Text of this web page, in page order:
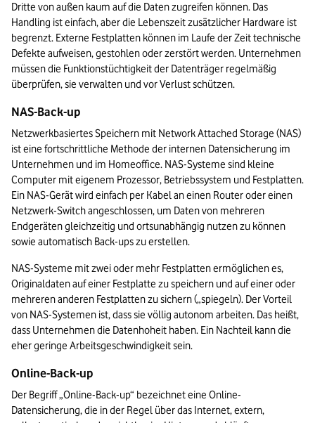
Dritte von außen kaum auf die Daten zugreifen können. Das
Handling ist einfach, aber die Lebenszeit zusätzlicher Hardware ist
begrenzt. Externe Festplatten können im Laufe der Zeit technische
Defekte aufweisen, gestohlen oder zerstört werden. Unternehmen
müssen die Funktionstüchtigkeit der Datenträger regelmäßig
überprüfen, sie verwalten und vor Verlust schützen.
NAS-Back-up
Netzwerkbasiertes Speichern mit Network Attached Storage (NAS)
ist eine fortschrittliche Methode der internen Datensicherung im
Unternehmen und im Homeoffice. NAS-Systeme sind kleine
Computer mit eigenem Prozessor, Betriebssystem und Festplatten.
Ein NAS-Gerät wird einfach per Kabel an einen Router oder einen
Netzwerk-Switch angeschlossen, um Daten von mehreren
Endgeräten gleichzeitig und ortsunabhängig nutzen zu können
sowie automatisch Back-ups zu erstellen.
NAS-Systeme mit zwei oder mehr Festplatten ermöglichen es,
Originaldaten auf einer Festplatte zu speichern und auf einer oder
mehreren anderen Festplatten zu sichern („spiegeln). Der Vorteil
von NAS-Systemen ist, dass sie völlig autonom arbeiten. Das heißt,
dass Unternehmen die Datenhoheit haben. Ein Nachteil kann die
eher geringe Arbeitsgeschwindigkeit sein.
Online-Back-up
Der Begriff „Online-Back-up“ bezeichnet eine Online-
Datensicherung, die in der Regel über das Internet, extern,